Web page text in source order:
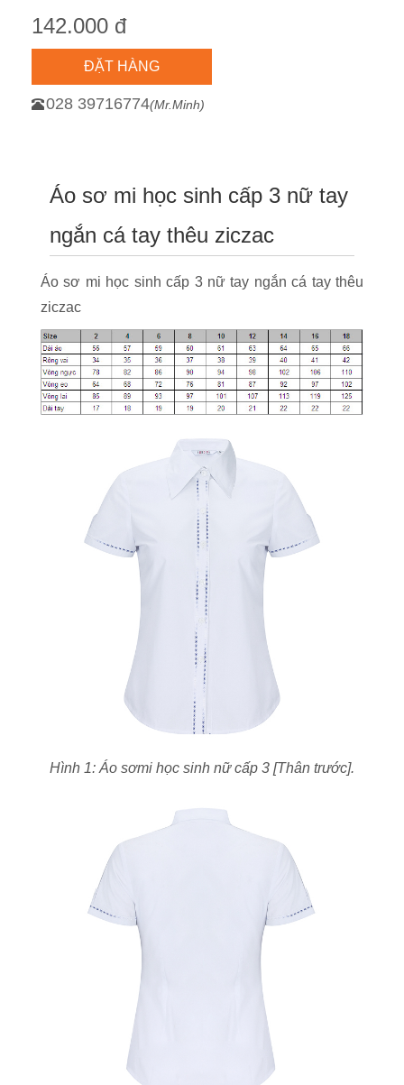
142.000 đ
ĐẶT HÀNG
028 39716774(Mr.Minh)
Áo sơ mi học sinh cấp 3 nữ tay
ngắn cá tay thêu ziczac
Áo sơ mi học sinh cấp 3 nữ tay ngắn cá tay thêu
ziczac
Hình 1: Áo sơmi học sinh nữ cấp 3 [Thân trước].